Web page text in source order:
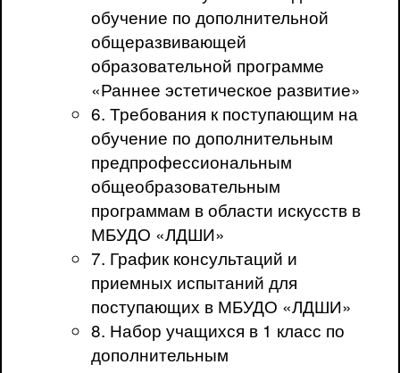
обучение по дополнительной
общеразвивающей
образовательной программе
«Раннее эстетическое развитие»
6. Требования к поступающим на
обучение по дополнительным
предпрофессиональным
общеобразовательным
программам в области искусств в
МБУДО «ЛДШИ»
7. График консультаций и
приемных испытаний для
поступающих в МБУДО «ЛДШИ»
8. Набор учащихся в 1 класс по
дополнительным